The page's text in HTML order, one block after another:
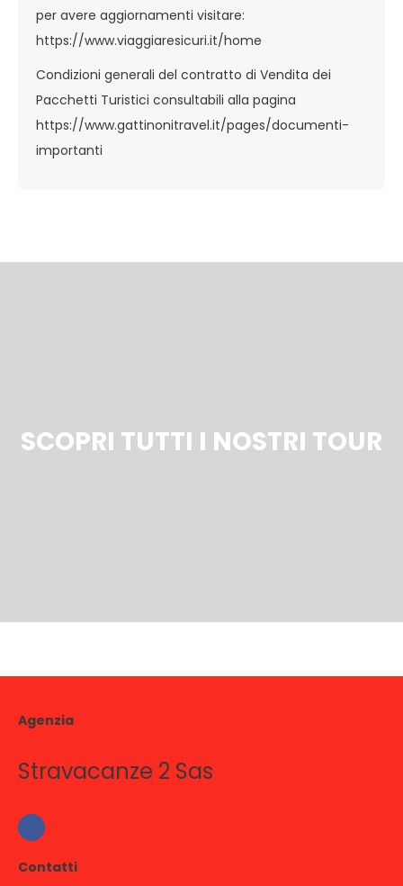
per avere aggiornamenti visitare:
https://www.viaggiaresicuri.it/home
Condizioni generali del contratto di Vendita dei
Pacchetti Turistici consultabili alla pagina
https://www.gattinonitravel.it/pages/documenti-
importanti
SCOPRI TUTTI I NOSTRI TOUR
Agenzia
Stravacanze 2 Sas
Contatti